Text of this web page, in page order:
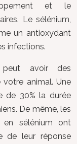
et le
Le sélénium,
un antioxydant
infections.
avoir des
animal. Une
de 30% la durée
De même, les
sélénium ont
de leur réponse